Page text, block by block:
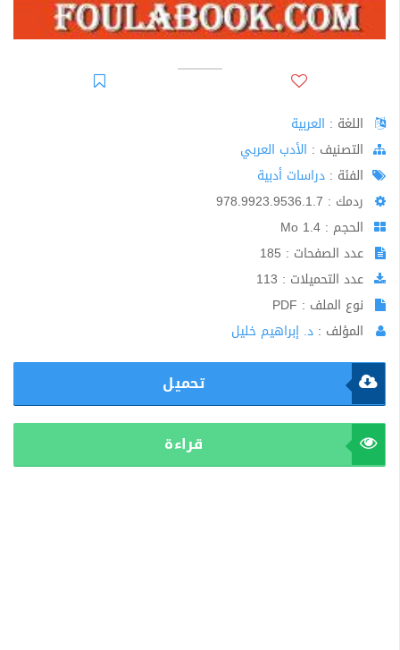
اللغة : العربية
اﻟﺘﺼﻨﻴﻒ : الأدب العربي
الفئة : دراسات أدبية
ردمك : 978.9923.9536.1.7
الحجم : 1.4 Mo
عدد الصفحات : 185
عدد التحميلات : 113
نوع الملف : PDF
المؤلف : د. إبراهيم خليل
تحميل
قراءة